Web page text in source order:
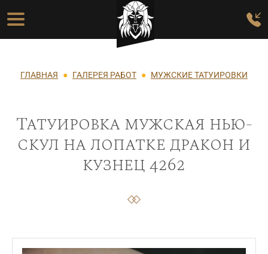
Перейти к основному содержанию
Основная навигация
Строка навигации
ГЛАВНАЯ ГАЛЕРЕЯ РАБОТ МУЖСКИЕ ТАТУИРОВКИ
Татуировка мужская нью-
скул на лопатке дракон и
кузнец 4262